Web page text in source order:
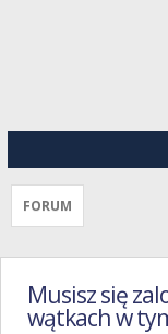
FORUM
Musisz się
wątkach w